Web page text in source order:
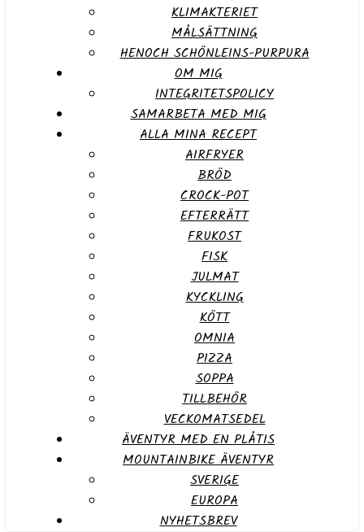
KLIMAKTERIET
MÅLSÄTTNING
HENOCH SCHÖNLEINS-PURPURA
OM MIG
INTEGRITETSPOLICY
SAMARBETA MED MIG
ALLA MINA RECEPT
AIRFRYER
BRÖD
CROCK-POT
EFTERRÄTT
FRUKOST
FISK
JULMAT
KYCKLING
KÖTT
OMNIA
PIZZA
SOPPA
TILLBEHÖR
VECKOMATSEDEL
ÄVENTYR MED EN PLÅTIS
MOUNTAINBIKE ÄVENTYR
SVERIGE
EUROPA
NYHETSBREV